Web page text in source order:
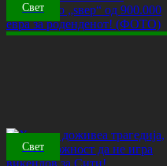
Свет
Свет